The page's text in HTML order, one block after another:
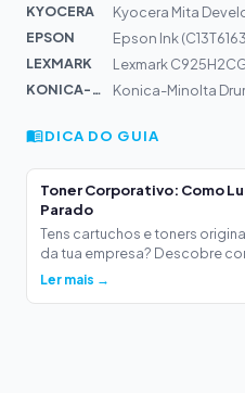
KYOCERA
EPSON
Epson Ink
LEXMARK
Lexmark
KONICA-MIN...
Konica-Minolta
DICA DO GUIA
Toner Corporativo: Como
Parado
Tens cartuchos e toners
da tua empresa? Descobre
Ler mais →